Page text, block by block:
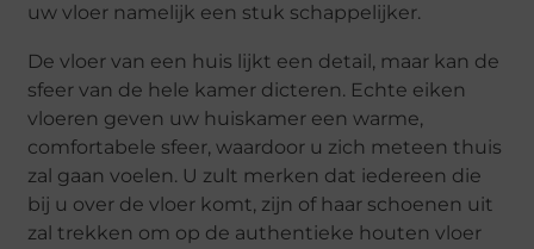
uw vloer namelijk een stuk schappelijker.
De vloer van een huis lijkt een detail, maar kan de
sfeer van de hele kamer dicteren. Echte eiken
vloeren geven uw huiskamer een warme,
comfortabele sfeer, waardoor u zich meteen thuis
zal gaan voelen. U zult merken dat iedereen die
bij u over de vloer komt, zijn of haar schoenen uit
zal trekken om op de authentieke houten vloer